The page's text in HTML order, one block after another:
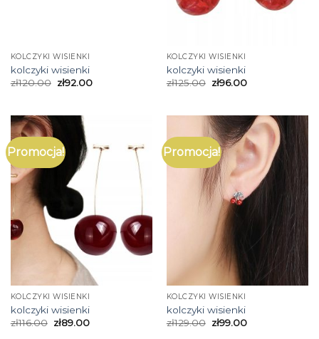
KOLCZYKI WISIENKI
kolczyki wisienki
zł120.00 zł92.00
KOLCZYKI WISIENKI
kolczyki wisienki
zł125.00 zł96.00
Promocja!
KOLCZYKI WISIENKI
kolczyki wisienki
zł116.00 zł89.00
Promocja!
KOLCZYKI WISIENKI
kolczyki wisienki
zł129.00 zł99.00